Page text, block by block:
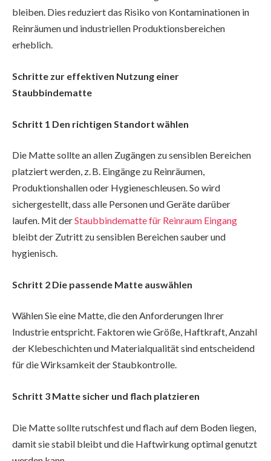
bleiben. Dies reduziert das Risiko von Kontaminationen in
Reinräumen und industriellen Produktionsbereichen
erheblich.
Schritte zur effektiven Nutzung einer
Staubbindematte
Schritt 1 Den richtigen Standort wählen
Die Matte sollte an allen Zugängen zu sensiblen Bereichen
platziert werden, z. B. Eingänge zu Reinräumen,
Produktionshallen oder Hygieneschleusen. So wird
sichergestellt, dass alle Personen und Geräte darüber
laufen. Mit derStaubbindematte für Reinraum Eingang
bleibt der Zutritt zu sensiblen Bereichen sauber und
hygienisch.
Schritt 2 Die passende Matte auswählen
Wählen Sie eine Matte, die den Anforderungen Ihrer
Industrie entspricht. Faktoren wie Größe, Haftkraft, Anzahl
der Klebeschichten und Materialqualität sind entscheidend
für die Wirksamkeit der Staubkontrolle.
Schritt 3 Matte sicher und flach platzieren
Die Matte sollte rutschfest und flach auf dem Boden liegen,
damit sie stabil bleibt und die Haftwirkung optimal genutzt